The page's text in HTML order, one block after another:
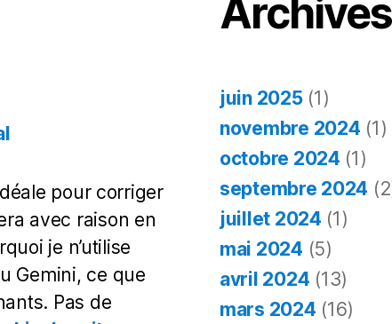
pour corriger
avec raison en
je n’utilise
Gemini, ce que
Pas de
Archives
juin 2025(1)
novembre 2024 (1)
octobre 2024 (1)
septembre 2024
juillet 2024 (1)
mai 2024 (5)
avril 2024 (13)
mars 2024 (16)